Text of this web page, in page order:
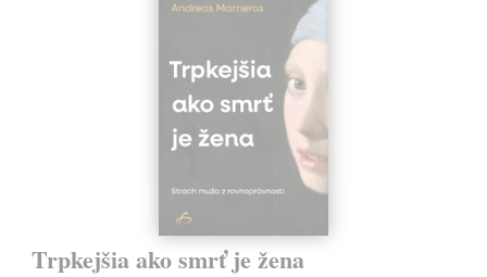
Trpkejšia ako smrť je žena